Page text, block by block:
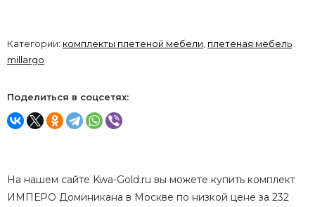
Категории: комплекты плетеной мебели плетеная мебель
millargo
Поделиться в соцсетях:
На нашем сайте Kwa-Gold.ru вы можете купить комплект
ИМПЕРО Доминикана в Москве по низкой цене за 232